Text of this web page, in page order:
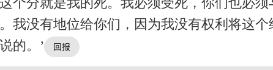
我没有地位给你们，因为我没有权利将这
的。’